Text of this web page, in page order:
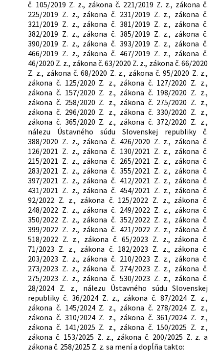
č. 105/2019 Z. z., zákona č. 221/2019 Z. z., zákona č.
225/2019 Z. z., zákona č. 231/2019 Z. z., zákona č.
321/2019 Z. z., zákona č. 381/2019 Z. z., zákona č.
382/2019 Z. z., zákona č. 385/2019 Z. z., zákona č.
390/2019 Z. z., zákona č. 393/2019 Z. z., zákona č.
466/2019 Z. z., zákona č. 467/2019 Z. z., zákona č.
46/2020 Z. z., zákona č. 63/2020 Z. z., zákona č. 66/2020
Z. z., zákona č. 68/2020 Z. z., zákona č. 95/2020 Z. z.,
zákona č. 125/2020 Z. z., zákona č. 127/2020 Z. z.,
zákona č. 157/2020 Z. z., zákona č. 198/2020 Z. z.,
zákona č. 258/2020 Z. z., zákona č. 275/2020 Z. z.,
zákona č. 296/2020 Z. z., zákona č. 330/2020 Z. z.,
zákona č. 365/2020 Z. z., zákona č. 372/2020 Z. z.,
nálezu Ústavného súdu Slovenskej republiky č.
388/2020 Z. z., zákona č. 426/2020 Z. z., zákona č.
126/2021 Z. z., zákona č. 130/2021 Z. z., zákona č.
215/2021 Z. z., zákona č. 265/2021 Z. z., zákona č.
283/2021 Z. z., zákona č. 355/2021 Z. z., zákona č.
397/2021 Z. z., zákona č. 412/2021 Z. z., zákona č.
431/2021 Z. z., zákona č. 454/2021 Z. z., zákona č.
92/2022 Z. z., zákona č. 125/2022 Z. z., zákona č.
248/2022 Z. z., zákona č. 249/2022 Z. z., zákona č.
350/2022 Z. z., zákona č. 352/2022 Z. z., zákona č.
399/2022 Z. z., zákona č. 421/2022 Z. z., zákona č.
518/2022 Z. z., zákona č. 65/2023 Z. z., zákona č.
71/2023 Z. z., zákona č. 182/2023 Z. z., zákona č.
203/2023 Z. z., zákona č. 210/2023 Z. z., zákona č.
273/2023 Z. z., zákona č. 274/2023 Z. z., zákona č.
275/2023 Z. z., zákona č. 530/2023 Z. z., zákona č.
28/2024 Z. z., nálezu Ústavného súdu Slovenskej
republiky č. 36/2024 Z. z., zákona č. 87/2024 Z. z.,
zákona č. 145/2024 Z. z., zákona č. 278/2024 Z. z.,
zákona č. 310/2024 Z. z., zákona č. 361/2024 Z. z.,
zákona č. 141/2025 Z. z., zákona č. 150/2025 Z. z.,
zákona č. 153/2025 Z. z., zákona č. 200/2025 Z. z. a
zákona č. 258/2025 Z. z. sa mení a dopĺňa takto: